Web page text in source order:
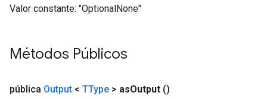
Valor constante: "OptionalNone"
Métodos Públicos
pública Output < TType > asOutput ()